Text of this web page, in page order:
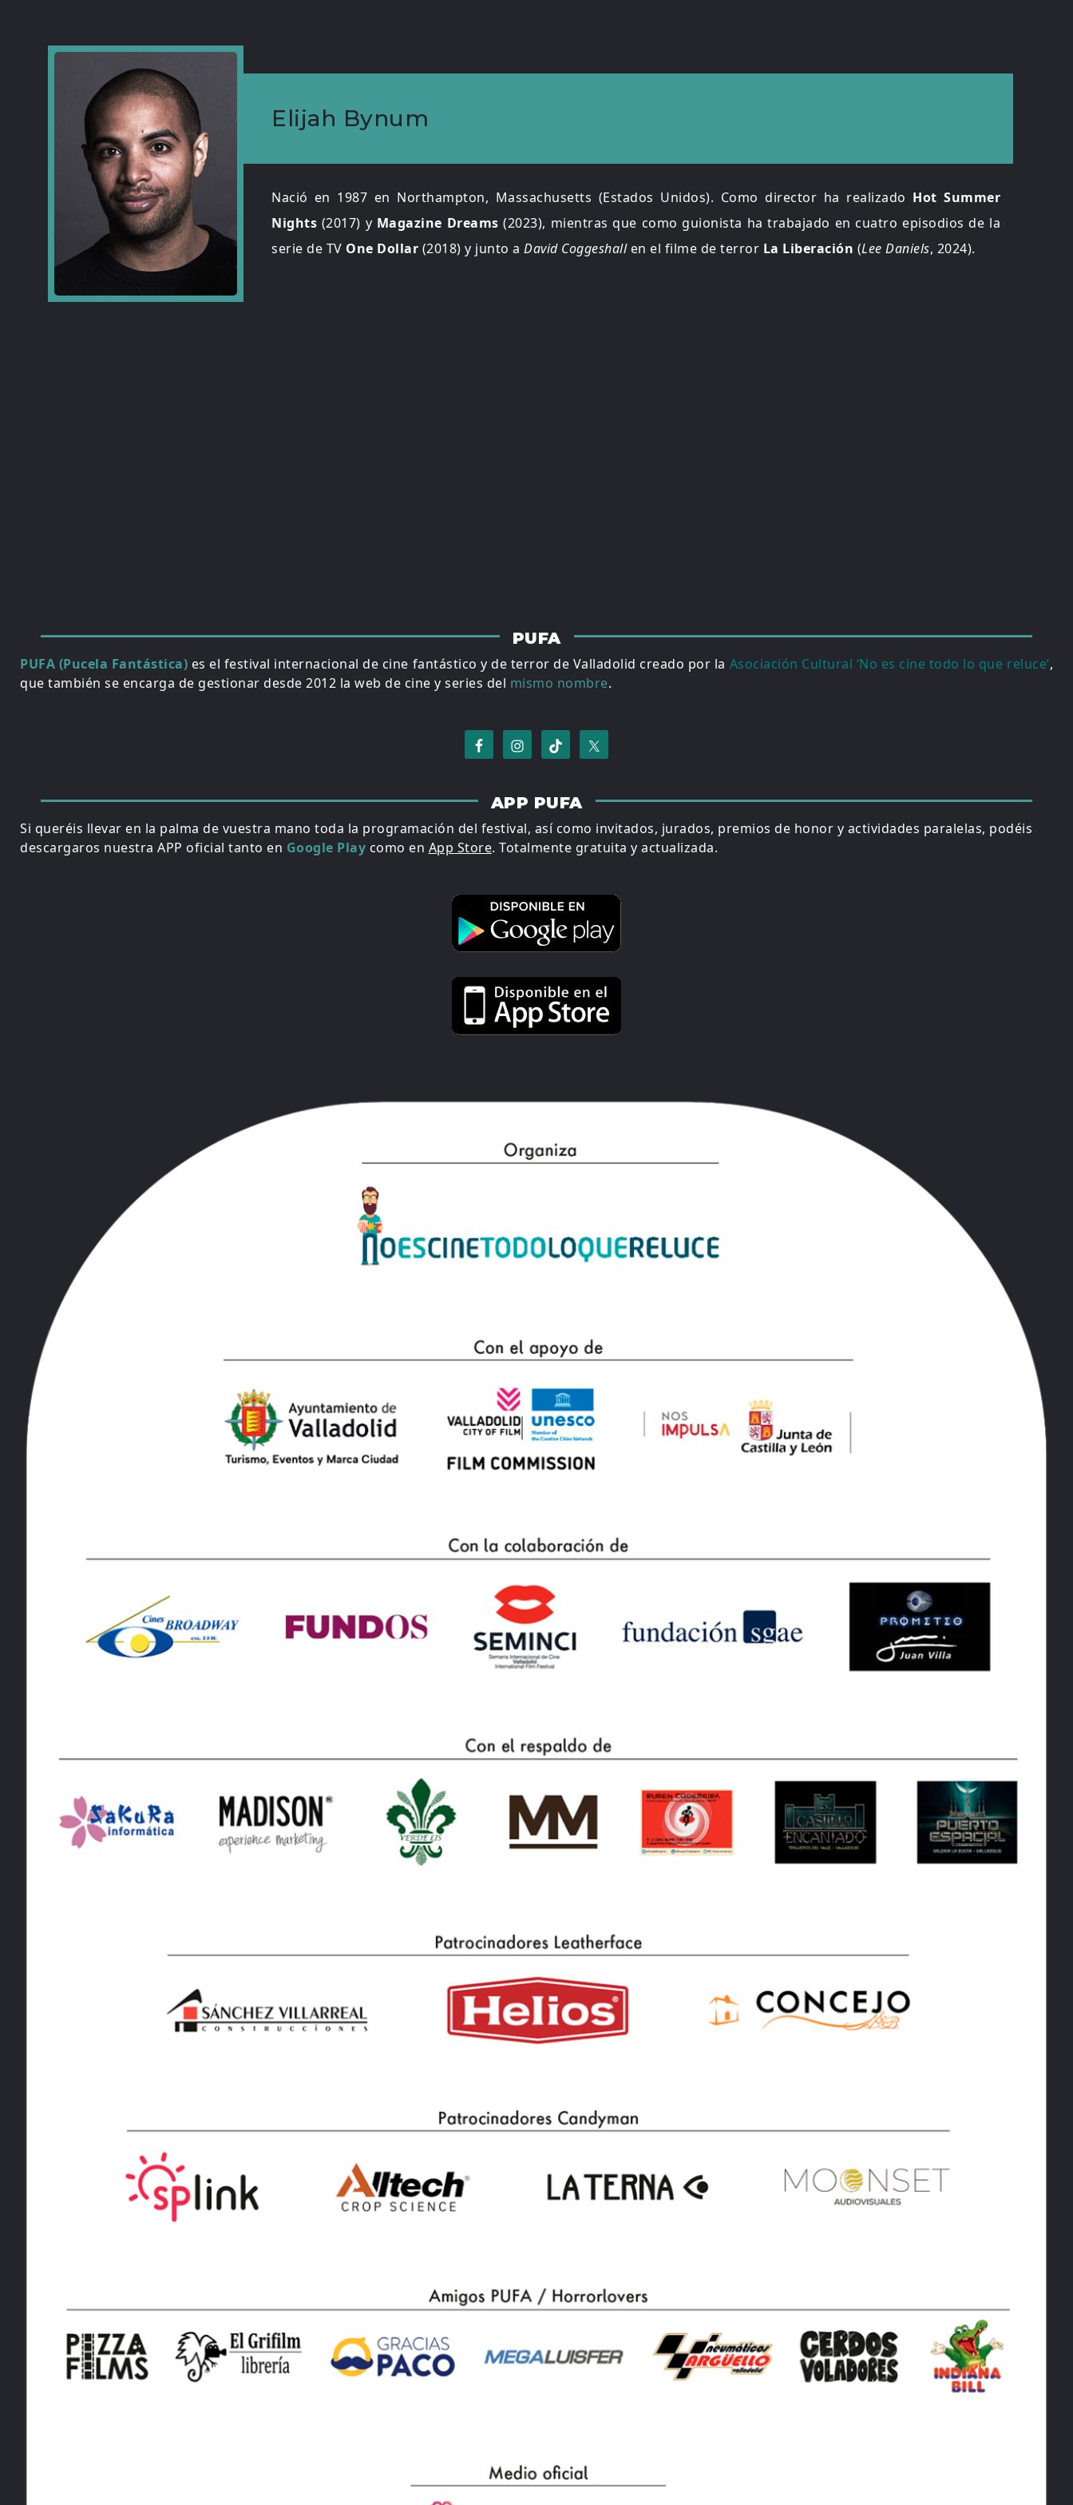
Elijah Bynum
Nació en 1987 en Northampton, Massachusetts (Estados Unidos). Como director ha realizado Hot Summer
Nights (2017) y Magazine Dreams (2023), mientras que como guionista ha trabajado en cuatro episodios de la
serie de TV One Dollar (2018) y junto a David Coggeshallen el filme de terror La Liberación (Lee Daniels, 2024).
PUFA
PUFA (Pucela Fantástica) es el festival internacional de cine fantástico y de terror de Valladolid creado por la Asociación Cultural ‘No es cine todo lo que reluce’,
que también se encarga de gestionar desde 2012 la web de cine y series del mismo nombre.
APP PUFA
Si queréis llevar en la palma de vuestra mano toda la programación del festival, así como invitados, jurados, premios de honor y actividades paralelas, podéis
descargaros nuestra APP oficial tanto en Google Play como en App Store. Totalmente gratuita y actualizada.